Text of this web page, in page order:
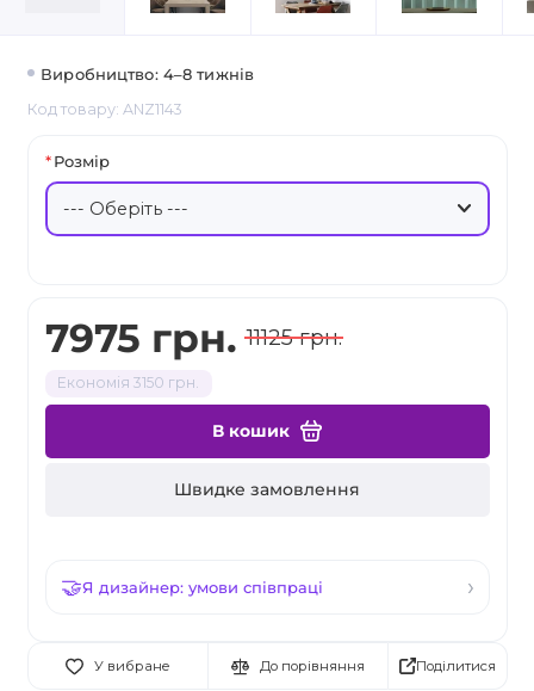
Виробництво: 4–8 тижнів
Код товару: ANZ1143
7975 грн. 11125 грн.
Економія 3150 грн.
В кошик
Швидке замовлення
Я дизайнер: умови співпраці
У вибране До порівняння
Розмір
Поділитися